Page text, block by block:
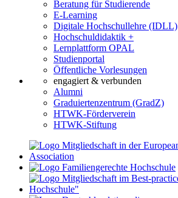
Beratung für Studierende
E-Learning
Digitale Hochschullehre (IDLL)
Hochschuldidaktik +
Lernplattform OPAL
Studienportal
Öffentliche Vorlesungen
engagiert & verbunden
Alumni
Graduiertenzentrum (GradZ)
HTWK-Förderverein
HTWK-Stiftung